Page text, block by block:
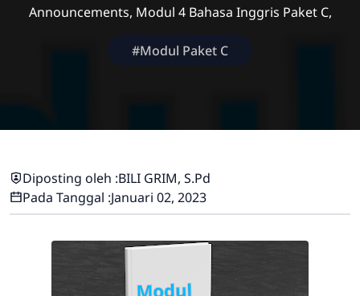
Announcements, Modul 4 Bahasa Inggris Paket C,
#Modul Paket C
Diposting oleh :BILI GRIM, S.Pd
Pada Tanggal :Januari 02, 2023